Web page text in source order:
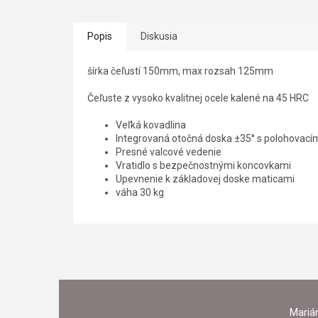
Popis Diskusia
šírka čeľustí 150mm, max rozsah 125mm
Čeľuste z vysoko kvalitnej ocele kalené na 45 HRC
Veľká kovadlina
Integrovaná otočná doska ±35° s
Presné valcové vedenie
Vratidlo s bezpečnostnými koncovkami
Upevnenie k základovej doske maticami
váha 30 kg